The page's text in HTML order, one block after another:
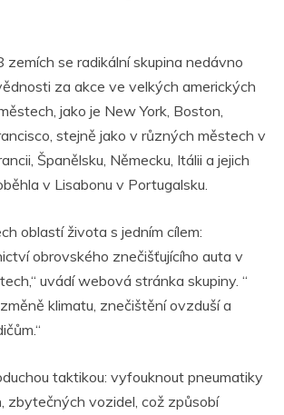
zemích se radikální skupina nedávno
za akce ve velkých amerických
jako je New York, Boston,
stejně jako v různých městech v
Španělsku, Německu, Itálii a jejich
v Lisabonu v Portugalsku.
oblastí života s jedním cílem:
obrovského znečišťujícího auta v
uvádí webová stránka skupiny. “
klimatu, znečištění ovzduší a
taktikou: vyfouknout pneumatiky
zbytečných vozidel, což způsobí